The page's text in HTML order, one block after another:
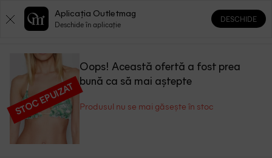
0 0
STOC EPUIZAT
Oops! Această ofertă a fost prea
bună ca să mai aștepte
Produsul nu se mai găsește în stoc
Aplicația Outletmag
Deschide în aplicație
DESCHIDE